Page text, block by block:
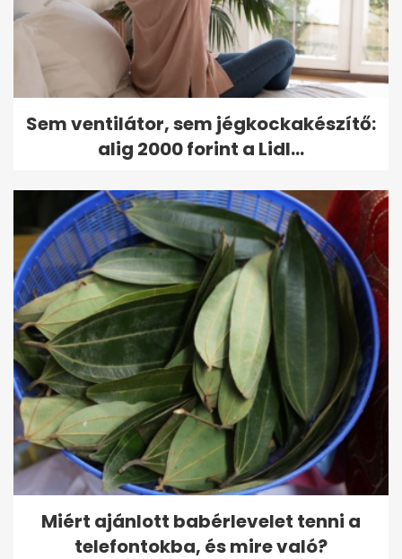
Sem ventilátor, sem jégkockakészítő:
alig 2000 forint a Lidl...
Miért ajánlott babérlevelet tenni a
telefontokba, és mire való?